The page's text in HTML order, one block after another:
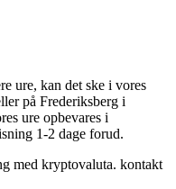
ure, kan det ske i vores
på Frederiksberg i
ure opbevares i
1-2 dage forud.
med kryptovaluta. kontakt